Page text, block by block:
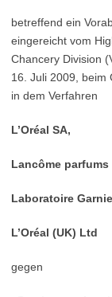
betreffend ein
eingereicht vom
Chancery Division
16. Juli 2009, beim
in dem Verfahren
L’Oréal SA,
Lancôme parfums
Laboratoire
L’Oréal (UK) Ltd
gegen